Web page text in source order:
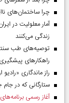
چرا ساختمان‌های
زندگی می‌کنند
توصیه‌های طب
راهکارهای
راز ماندگاری
ستارگانی که در جام جهانی ۲۰۲۶